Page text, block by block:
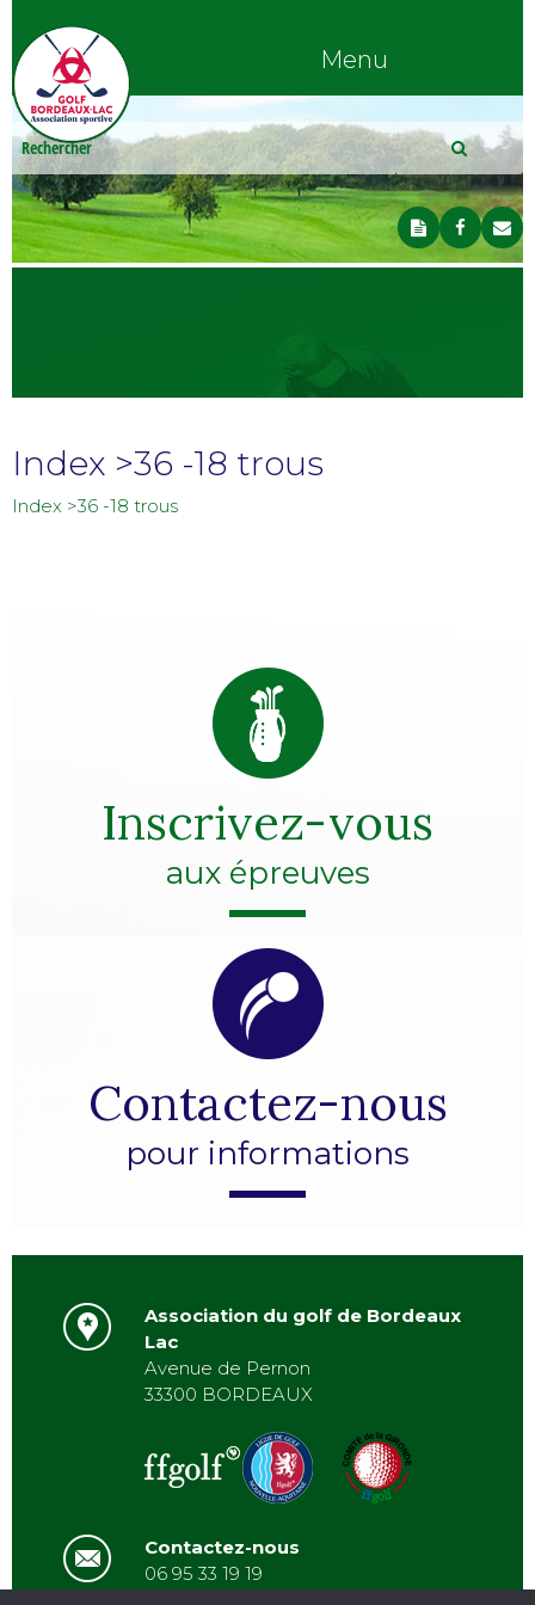
Menu
Index >36 -18 trous
Index >36 -18 trous
Inscrivez-vous
aux épreuves
Contactez-nous
pour informations
Association du golf de Bordeaux
Lac
Avenue de Pernon
33300 BORDEAUX
Contactez-nous
06 95 33 19 19